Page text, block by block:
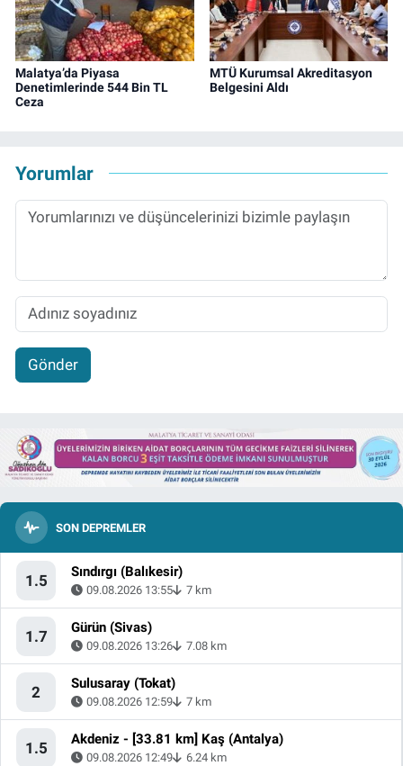
Malatya’da Piyasa
Denetimlerinde 544 Bin TL
Ceza
MTÜ Kurumsal Akreditasyon
Belgesini Aldı
Yorumlar
Gönder
SON DEPREMLER
1.5 Sındırgı (Balıkesir)
09.08.2026 13:55 7 km
1.7 Gürün (Sivas)
09.08.2026 13:26 7.08 km
2 Sulusaray (Tokat)
09.08.2026 12:59 7 km
1.5 Akdeniz - [33.81 km] Kaş (Antalya)
09.08.2026 12:49 6.24 km